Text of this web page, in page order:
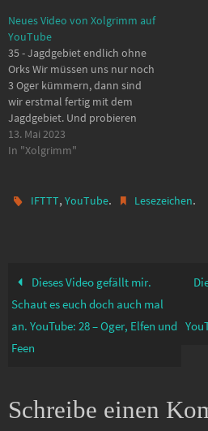
Neues Video von Xolgrimm auf
YouTube
35 - Jagdgebiet endlich ohne
Orks Wir müssen uns nur noch
3 Oger kümmern, dann sind
wir erstmal fertig mit dem
Jagdgebiet. Und probieren
jetzt noch gegen die
Dunkelwölfe bei Nadoret. -------
Steam im Angebot. (Wenn Ihr
13. Mai 2023
In "Xolgrimm"
IFTTT,YouTube. Lesezeichen.
Dieses Video gefällt mir.
Schaut es euch doch auch mal
an. YouTube: 28 – Oger, Elfen und
Feen
Schreibe einen